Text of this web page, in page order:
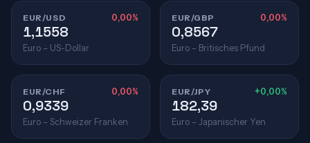
EUR/USD 0,00%
1,1558
Euro – US-Dollar
EUR/GBP 0,00%
0,8567
Euro – Britisches Pfund
EUR/CHF 0,00%
0,9339
Euro – Schweizer Franken
EUR/JPY +0,00%
182,39
Euro – Japanischer Yen